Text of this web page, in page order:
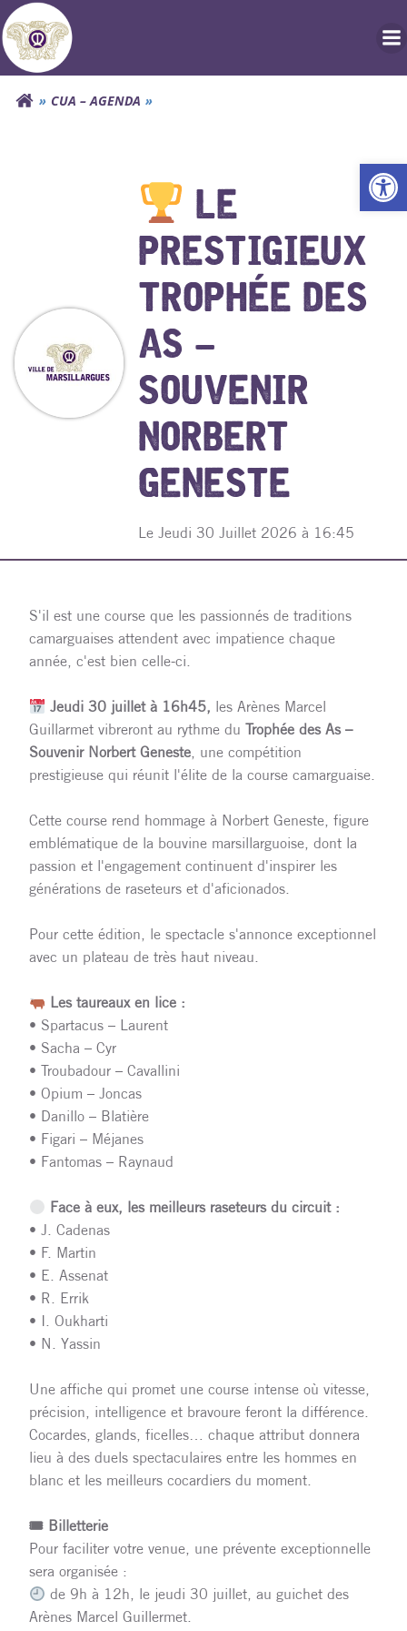
Aller
au
contenu
CUA – AGENDA
LE
PRESTIGIEUX
TROPHÉE DES
AS –
SOUVENIR
NORBERT
GENESTE
Le Jeudi 30 Juillet 2026 à 16:45
S'il est une course que les passionnés de traditions
camarguaises attendent avec impatience chaque
année, c'est bien celle-ci.
Jeudi 30 juillet à 16h45, les Arènes Marcel
Guillarmet vibreront au rythme du Trophée des As –
Souvenir Norbert Geneste, une compétition
prestigieuse qui réunit l'élite de la course camarguaise.
Cette course rend hommage à Norbert Geneste, figure
emblématique de la bouvine marsillarguoise, dont la
passion et l'engagement continuent d'inspirer les
générations de raseteurs et d'aficionados.
Pour cette édition, le spectacle s'annonce exceptionnel
avec un plateau de très haut niveau.
Les taureaux en lice :
• Spartacus – Laurent
• Sacha – Cyr
• Troubadour – Cavallini
• Opium – Joncas
• Danillo – Blatière
• Figari – Méjanes
• Fantomas – Raynaud
Face à eux, les meilleurs raseteurs du circuit :
• J. Cadenas
• F. Martin
• E. Assenat
• R. Errik
• I. Oukharti
• N. Yassin
Une affiche qui promet une course intense où vitesse,
précision, intelligence et bravoure feront la différence.
Cocardes, glands, ficelles… chaque attribut donnera
lieu à des duels spectaculaires entre les hommes en
blanc et les meilleurs cocardiers du moment.
🎟 Billetterie
Pour faciliter votre venue, une prévente exceptionnelle
sera organisée :
de 9h à 12h, le jeudi 30 juillet, au guichet des
Arènes Marcel Guillermet.